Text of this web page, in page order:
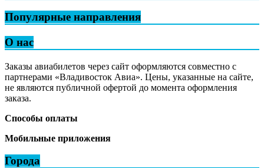
Популярные направления
О нас
Заказы авиабилетов через сайт оформляются совместно с
партнерами «Владивосток Авиа». Цены, указанные на сайте,
не являются публичной офертой до момента оформления
заказа.
Способы оплаты
Мобильные приложения
Города